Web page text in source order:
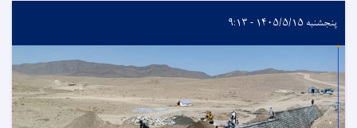
پنجشنبه ۱۴۰۵/۵/۱۵ - ۹:۱۳